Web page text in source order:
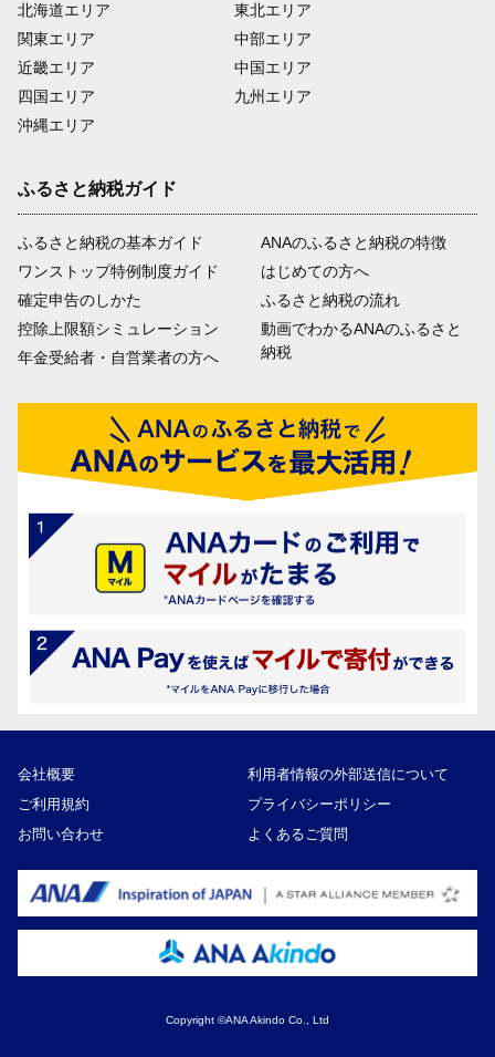
北海道エリア
関東エリア
近畿エリア
四国エリア
沖縄エリア
東北エリア
中部エリア
中国エリア
九州エリア
ふるさと納税ガイド
ふるさと納税の基本ガイド
ワンストップ特例制度ガイド
確定申告のしかた
控除上限額シミュレーション
年金受給者・自営業者の方へ
ANAのふるさと納税の特徴
はじめての方へ
ふるさと納税の流れ
動画でわかるANAのふるさと
納税
会社概要
利用者情報の外部送信について
ご利用規約
プライバシーポリシー
お問い合わせ
よくあるご質問
Copyright ©ANA Akindo Co., Ltd